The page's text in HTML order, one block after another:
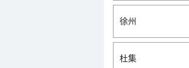
徐州
杜集